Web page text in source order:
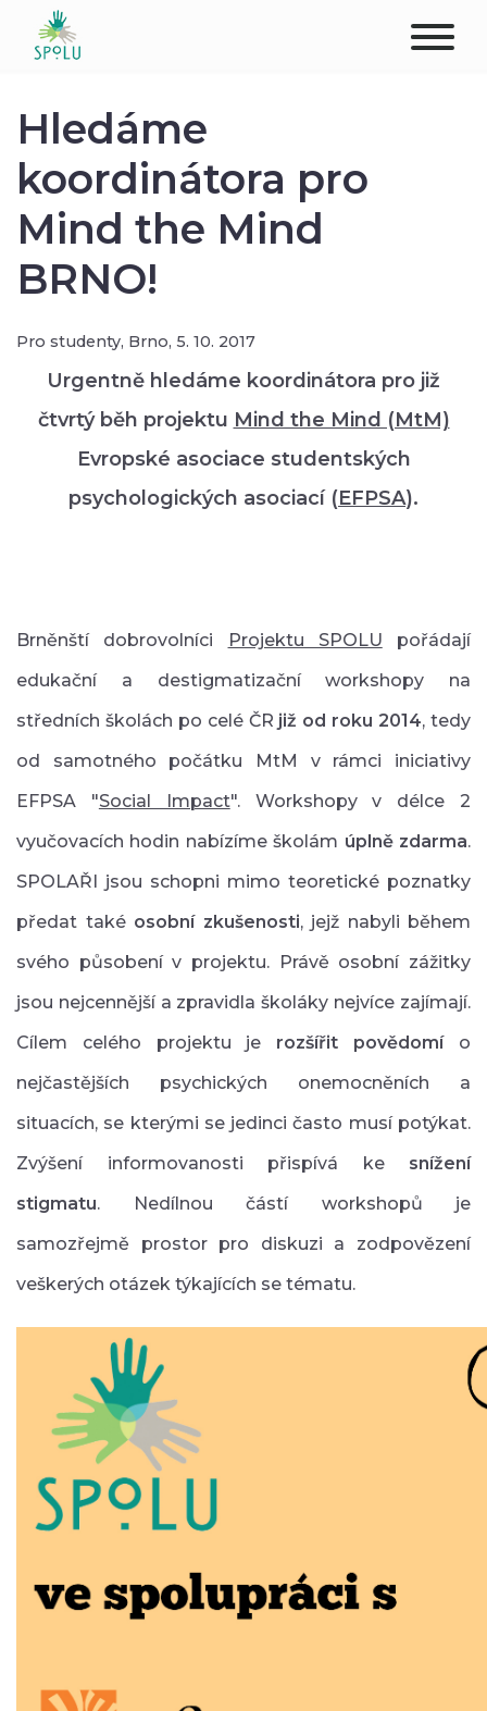
KONTAKT
PODPOŘTE NÁS
PROFESIONÁLOVÉ
Hledáme
koordinátora pro
Mind the Mind
BRNO!
Pro studenty, Brno, 5. 10. 2017
Urgentně hledáme koordinátora pro již
čtvrtý běh projektu Mind the Mind (MtM)
Evropské asociace studentských
psychologických asociací (EFPSA).
Brněnští dobrovolníci Projektu SPOLU pořádají
edukační a destigmatizační workshopy na
středních školách po celé ČR již od roku 2014, tedy
od samotného počátku MtM v rámci iniciativy
EFPSA "Social Impact". Workshopy v délce 2
vyučovacích hodin nabízíme školám úplně zdarma.
SPOLAŘI jsou schopni mimo teoretické poznatky
předat také osobní zkušenosti, jejž nabyli během
svého působení v projektu. Právě osobní zážitky
jsou nejcennější a zpravidla školáky nejvíce zajímají.
Cílem celého projektu je rozšířit povědomío
nejčastějších psychických onemocněních a
situacích, se kterými se jedinci často musí potýkat.
Zvýšení informovanosti přispívá ke snížení
stigmatu. Nedílnou částí workshopů je
samozřejmě prostor pro diskuzi a zodpovězení
veškerých otázek týkajících se tématu.